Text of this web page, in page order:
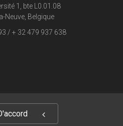
1, bte L0.01.08
Neuve, Belgique
/ + 32 479 937 638